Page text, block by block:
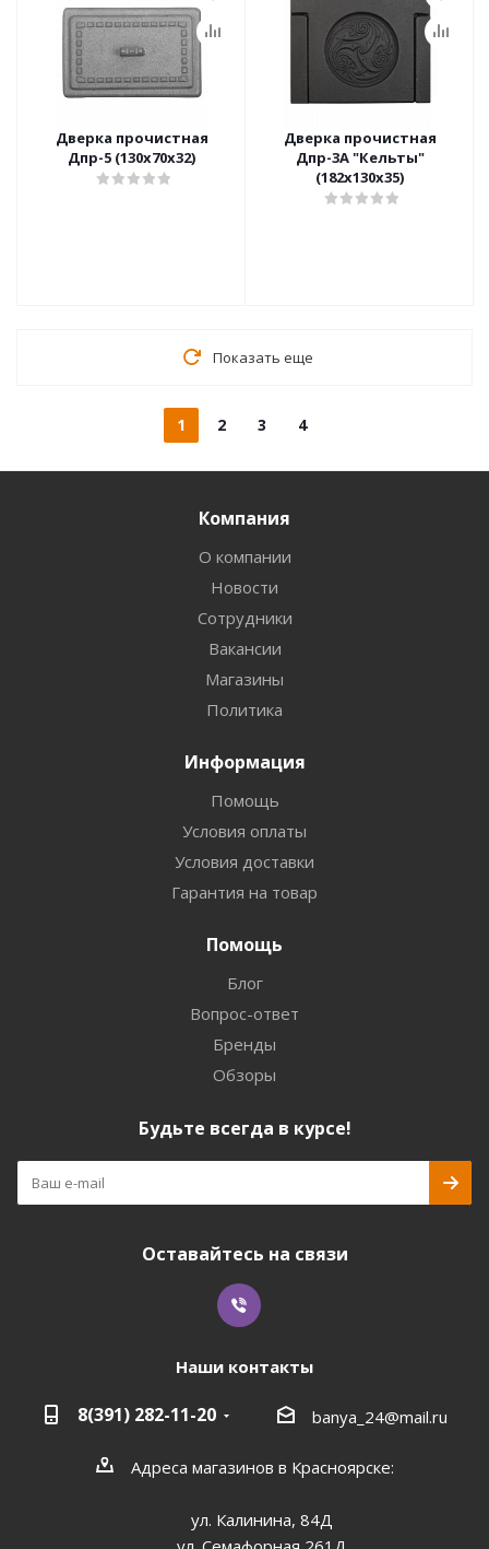
Дверка прочистная
Дпр-5 (130х70х32)
Дверка прочистная
Дпр-3А "Кельты"
(182х130х35)
Показать еще
1 2 3 4
Компания
О компании
Новости
Сотрудники
Вакансии
Магазины
Политика
Информация
Помощь
Условия оплаты
Условия доставки
Гарантия на товар
Помощь
Блог
Вопрос-ответ
Бренды
Обзоры
Будьте всегда в курсе!
Оставайтесь на связи
Наши контакты
8(391) 282-11-20 banya_24@mail.ru
Адреса магазинов в Красноярске:
ул. Калинина, 84Д